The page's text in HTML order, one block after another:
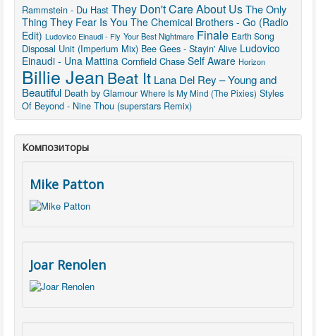
Rammstein - Du Hast They Don't Care About UsThe Only
Thing They Fear Is You The Chemical Brothers - Go (Radio
Edit) Ludovico Einaudi - Fly Your Best Nightmare Finale Earth Song
Disposal Unit (Imperium Mix) Bee Gees - Stayin' Alive Ludovico
Einaudi - Una Mattina Cornfield Chase Self Aware Horizon
Billie JeanBeat It Lana Del Rey – Young and
Beautiful Death by Glamour Where Is My Mind (The Pixies) Styles
Of Beyond - Nine Thou (superstars Remix)
Композиторы
Mike Patton
Joar Renolen